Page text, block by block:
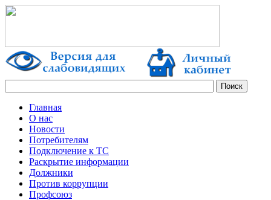
Главная
О нас
Новости
Потребителям
Подключение к ТС
Раскрытие информации
Должники
Против коррупции
Профсоюз